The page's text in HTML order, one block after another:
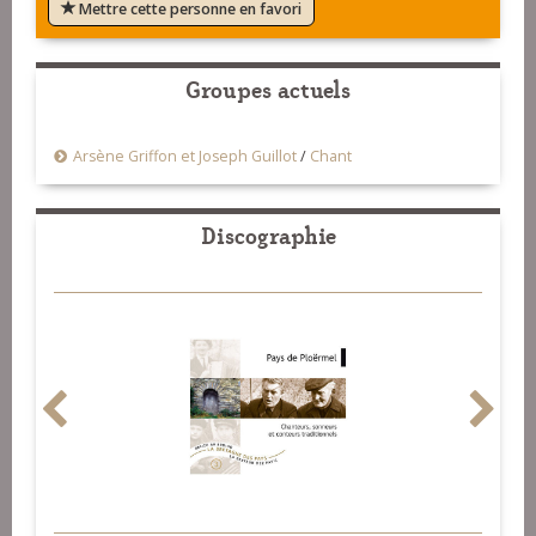
Mettre cette personne en favori
Groupes actuels
Arsène Griffon et Joseph Guillot/ Chant
Discographie